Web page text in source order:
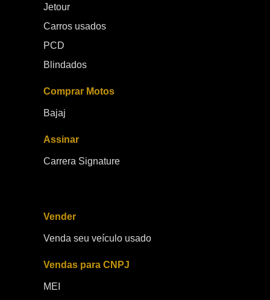
Jetour
Carros usados
PCD
Blindados
Comprar Motos
Bajaj
Assinar
Carrera Signature
Vender
Venda seu veículo usado
Vendas para CNPJ
MEI